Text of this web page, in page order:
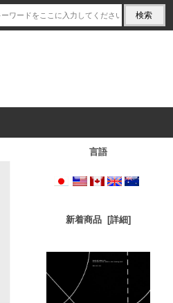
言語
新着商品 [詳細]